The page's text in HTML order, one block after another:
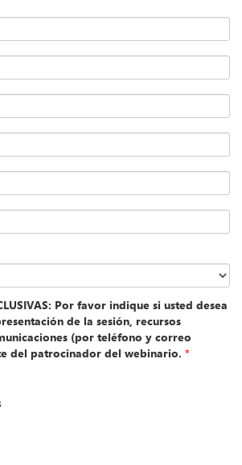
Por favor indique si usted desea
de la sesión, recursos
(por teléfono y correo
del patrocinador del webinario. *